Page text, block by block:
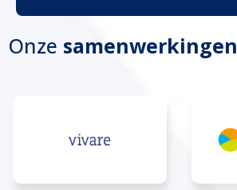
Onze samenwerkingen